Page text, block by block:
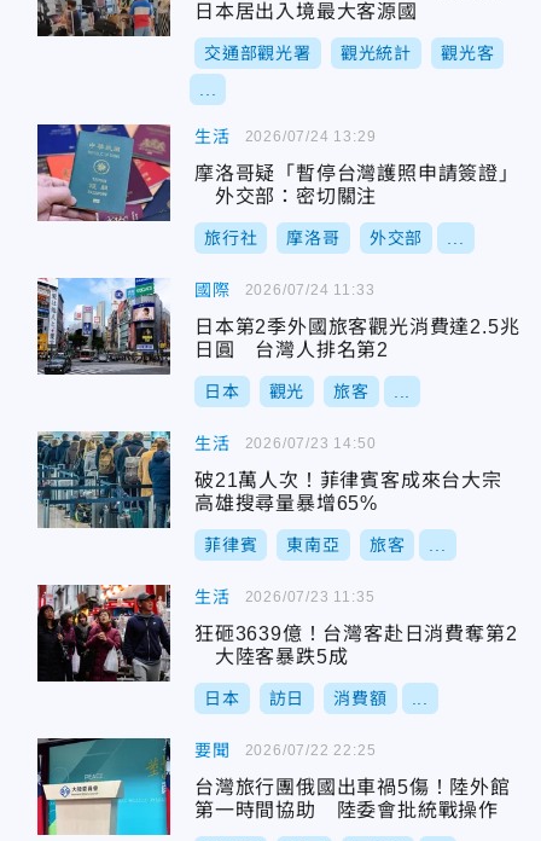
日本居出入境最大客源國
交通部觀光署 觀光統計 觀光客
生活
摩洛哥疑「暫停台灣護照申請簽證」
外交部：密切關注
旅行社 摩洛哥 外交部
2026/07/24 13:29
國際
日本第2季外國旅客觀光消費達2.5兆
日圓 台灣人排名第2
日本 觀光 旅客
2026/07/24 11:33
生活
破21萬人次！菲律賓客成來台大宗
高雄搜尋量暴增65%
菲律賓 東南亞 旅客
2026/07/23 14:50
生活
狂砸3639億！台灣客赴日消費奪第2
大陸客暴跌5成
日本 訪日 消費額
2026/07/23 11:35
要聞
台灣旅行團俄國出車禍5傷！陸外館
第一時間協助 陸委會批統戰操作
2026/07/22 22:25